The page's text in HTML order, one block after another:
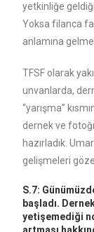
yetkinliğe
Yoksa filanca
anlamına
TFSF olarak
unvanlarda,
“yarışma”
dernek ve
hazırladık.
gelişmeleri
S.7:
başladı.
yetişemediği